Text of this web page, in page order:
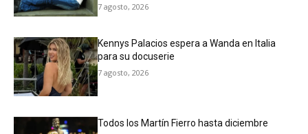
7 agosto, 2026
Kennys Palacios espera a Wanda en Italia
para su docuserie
7 agosto, 2026
Todos los Martín Fierro hasta diciembre